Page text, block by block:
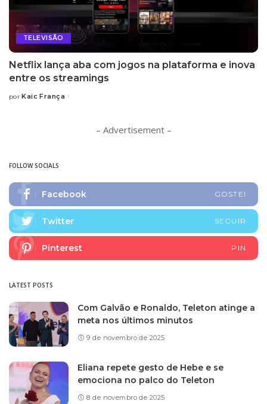
TELEVISÃO
Netflix lança aba com jogos na plataforma e inova
entre os streamings
Posted
por Kaic França
– Advertisement –
FOLLOW SOCIALS
Facebook GOSTEI
Twitter SEGUIR
Pinterest PIN
LATEST POSTS
Com Galvão e Ronaldo, Teleton atinge a
meta nos últimos minutos
9 de novembro de 2025
Eliana repete gesto de Hebe e se
emociona no palco do Teleton
8 de novembro de 2025